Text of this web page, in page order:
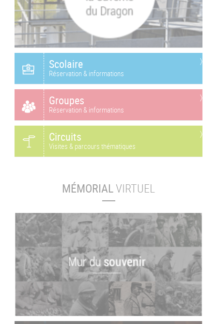
Scolaire
Réservation & informations
Groupes
Réservation & informations
Circuits
Visites & parcours thématiques
MÉMORIALVIRTUEL